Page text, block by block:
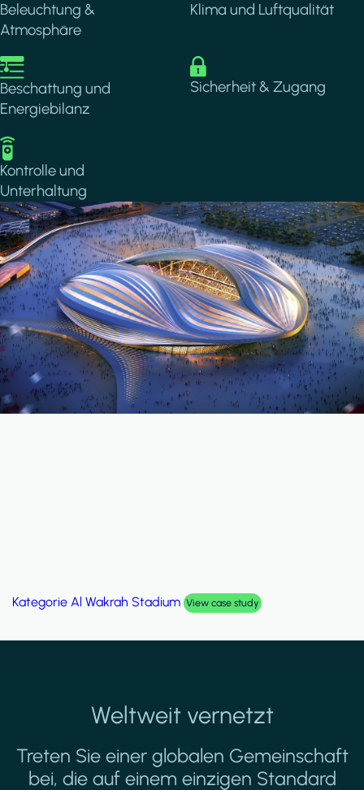
Beleuchtung &
Atmosphäre
Klima und Luftqualität
Image
Beschattung und
Energiebilanz
Image
Sicherheit & Zugang
Image
Kontrolle und
Unterhaltung
Kategorie Palm Hills Smart Villa View case study
Weltweit vernetzt
Treten Sie einer globalen Gemeinschaft
bei, die auf einem einzigen Standard